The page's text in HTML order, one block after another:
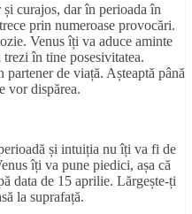
curajos, dar în perioada în
prin numeroase provocări.
Venus îți va aduce aminte
în tine posesivitatea.
de viață. Așteaptă până
vor dispărea.
și intuiția nu îți va fi de
îți va pune piedici, așa că
data de 15 aprilie. Lărgește-ți
la suprafață.